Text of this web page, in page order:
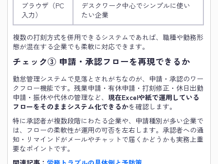
ブラウザ（PC
入力）
デスクワーク中心でシンプルに使い
たい企業
複数の打刻方式を併用できるシステムであれば、職種や勤務形
態が混在する企業でも柔軟に対応できます。
チェック③ 申請・承認フローを再現できるか
勤怠管理システムで見落とされがちなのが、申請・承認のワー
クフロー機能です。残業申請・有休申請・打刻修正・休日出勤
申請・振休や代休の管理など、 現在Excelや紙で運用している
フローをそのままシステム化できるかを確認します。
特に承認者が複数段階にわたる企業や、申請種別が多い企業で
は、フローの柔軟性が運用の可否を左右します。承認者への通
知・リマインドがメールやチャットで届くかどうかも実務上重
要なポイントです。